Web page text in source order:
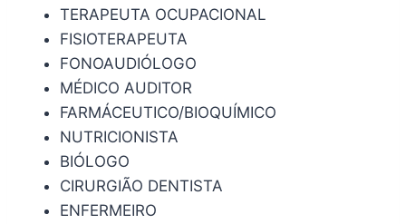
TERAPEUTA OCUPACIONAL
FISIOTERAPEUTA
FONOAUDIÓLOGO
MÉDICO AUDITOR
FARMÁCEUTICO/BIOQUÍMICO
NUTRICIONISTA
BIÓLOGO
CIRURGIÃO DENTISTA
ENFERMEIRO